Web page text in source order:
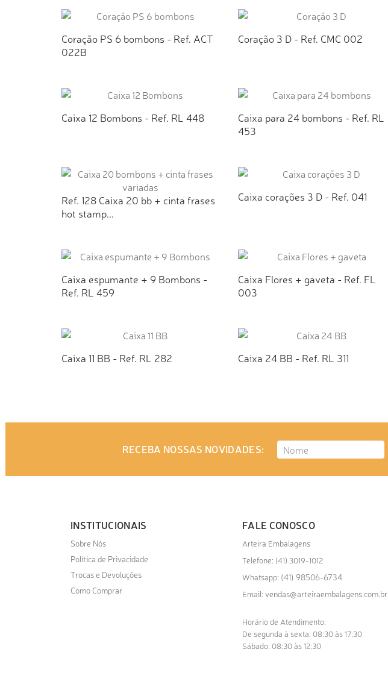
Coração PS 6 bombons - Ref. ACT
022B
Coração 3 D - Ref. CMC 002
Caixa 12 Bombons - Ref. RL 448
Caixa para 24 bombons - Ref. RL
453
Ref. 128 Caixa 20 bb + cinta frases
hot stamp...
Caixa corações 3 D - Ref. 041
Caixa espumante + 9 Bombons -
Ref. RL 459
Caixa Flores + gaveta - Ref. FL
003
Caixa 11 BB - Ref. RL 282 Caixa 24 BB - Ref. RL 311
RECEBA NOSSAS NOVIDADES:
INSTITUCIONAIS
Sobre Nós
Política de Privacidade
Trocas e Devoluções
Como Comprar
FALE CONOSCO
Arteira Embalagens
Telefone: (41) 3019-1012
Whatsapp: (41) 98506-6734
Email: vendas@arteiraembalagens.com.br
Horário de Atendimento:
De segunda à sexta: 08:30 às 17:30
Sábado: 08:30 às 12:30